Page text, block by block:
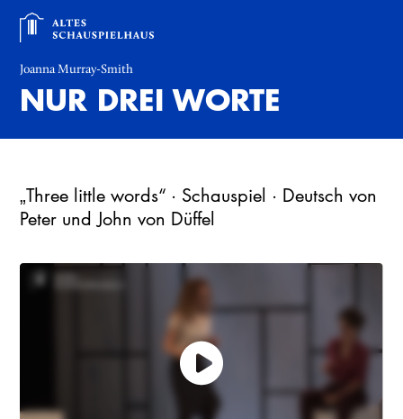
Joanna Murray-Smith
NUR DREI WORTE
„Three little words“ · Schauspiel · Deutsch von
Peter und John von Düffel